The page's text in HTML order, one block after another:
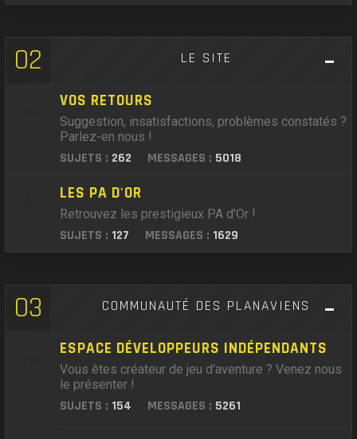
02 LE SITE
VOS RETOURS
Suggestion, insatisfactions, problèmes constatés ?
Parlez-en nous !
SUJETS : 262 MESSAGES : 5018
LES PA D'OR
Retrouvez les prestigieux PA d'Or !
SUJETS : 127 MESSAGES : 1629
03 COMMUNAUTÉ DES PLANAVIENS
ESPACE DÉVELOPPEURS INDÉPENDANTS
Vous êtes créateur de jeu d'aventure ? Venez nous
le présenter !
SUJETS : 154 MESSAGES : 5261